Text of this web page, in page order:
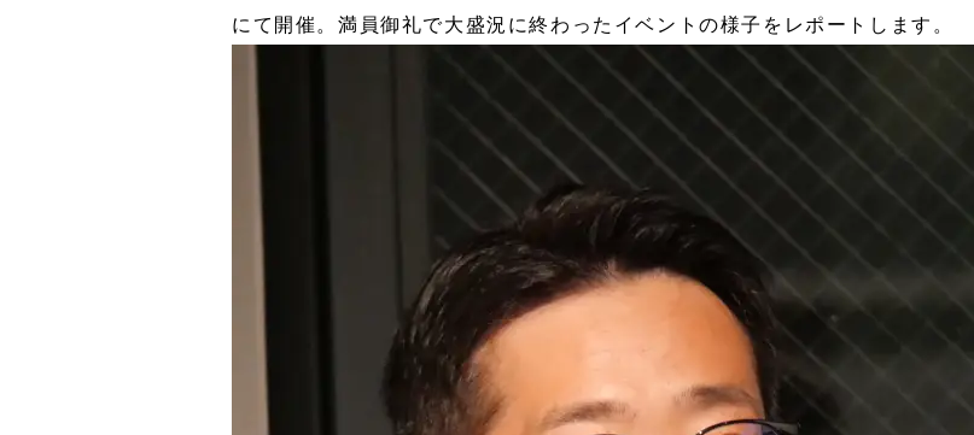
にて開催。満員御礼で大盛況に終わったイベントの様子をレポートします。